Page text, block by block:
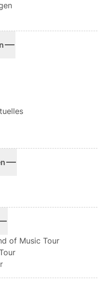
of Music Tour